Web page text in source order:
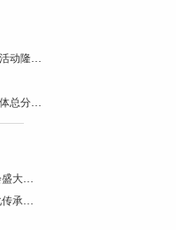
山西省酒文化研究会走进庞泉酒庄文化强企采访座谈活动隆重举行
江西：必姆初中获全县中小学生田径运动会初中组团体总分第三名
智美启新 聚力前行！第70届中国（上海）国际美博会盛大开幕
获国家知识产权局商标注册 舞钢稀世瑰宝开启品牌化传承新篇